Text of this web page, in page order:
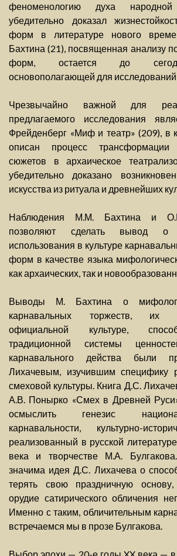
феноменологию духа народной
убедительно доказал
форм в литературе нового
Бахтина (21), посвященная анализу
форм, остается до
основополагающей для исследований
Чрезвычайно важной для
предлагаемого исследования
Фрейденберг «Миф и театр» (209), в
описан процесс трансформации
сюжетов в архаическое
убедительно доказано
искусства из ритуала и древнейших
Наблюдения М.М. Бахтина и
позволяют сделать вывод о
использования в культуре
форм в качестве языка
как архаических, так и
Выводы М. Бахтина о
карнавальных торжеств, их
официальной культуре,
традиционной системы
карнавального действа были
Лихачевым, изучившим специфику
смеховой культуры. Книга Д.С.
А.В. Понырко «Смех в Древней
осмыслить генезис
карнавальности, культурно-
реализованный в русской
века и творчестве М.А.
значима идея Д.С. Лихачева о
терять свою праздничную
орудие сатирического обличения
Именно с таким, обличительным
встречаемся мы в прозе Булгакова.